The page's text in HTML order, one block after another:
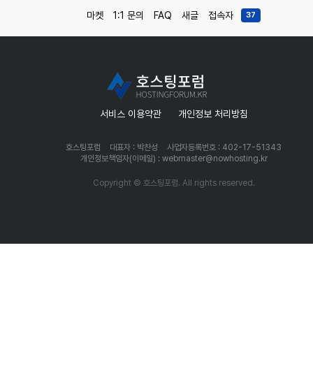
마켓 1:1 문의 FAQ 새글 접속자 37
서비스 이용약관 개인정보 처리방침
호스팅포럼 대표자 : 박찬성
사업자등록번호 : 402-17-51343
개인정보책임자(이메일) : webmaster@nowhosting.kr
Copyright © 호스팅포럼. All rights reserved.